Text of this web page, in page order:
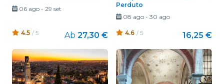
06 ago- 29 set
4.5 / 5 Ab 27,30 €
Perduto
08 ago- 30 ago
4.6 / 5 16,25 €